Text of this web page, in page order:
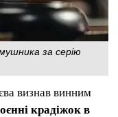
за серію
визнав винним
крадіжок в